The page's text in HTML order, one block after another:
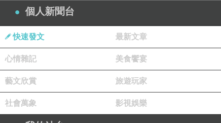
個人新聞台
快速發文 最新文章
心情雜記 美食饗宴
藝文欣賞 旅遊玩家
社會萬象 影視娛樂